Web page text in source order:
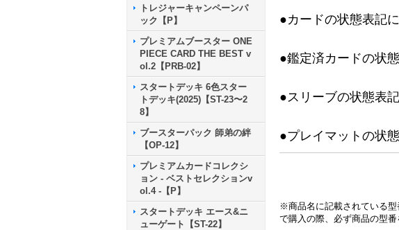
トレジャーキャンペーンパ
ック【P】
プレミアムブースター ONE
PIECE CARD THE BEST v
ol.2【PRB-02】
スタートデッキ 6色スター
トデッキ(2025)【ST-23〜2
8】
ブースターパック 師弟の絆
【OP-12】
プレミアムカードコレクシ
ョン - ベストセレクションv
ol.4 -【P】
スタートデッキ エース&ニ
ューゲート【ST-22】
●カードの状態表記
●鑑定済カードの状
●スリーブの状態表
●プレイマットの状
※商品名に記載されている
で購入の際、必ず商品の型